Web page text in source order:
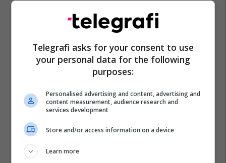
Telegrafi asks for your consent to use
your personal data for the following
purposes:
Personalised advertising and content, advertising and
content measurement, audience research and
services development
Store and/or access information on a device
Learn more